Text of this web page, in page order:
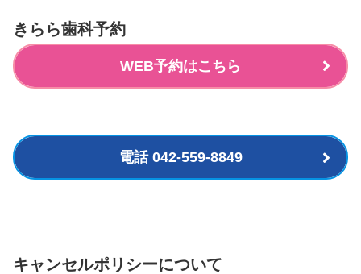
きらら歯科予約
WEB予約はこちら
電話 042-559-8849
キャンセルポリシーについて